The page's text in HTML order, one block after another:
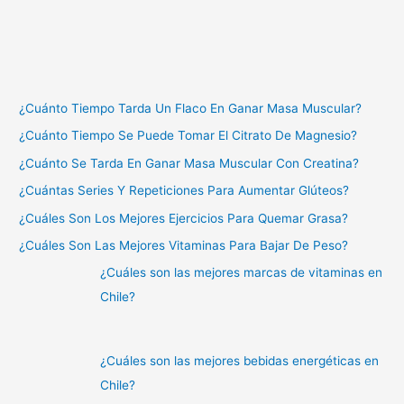
¿Cuánto Tiempo Tarda Un Flaco En Ganar Masa Muscular?
¿Cuánto Tiempo Se Puede Tomar El Citrato De Magnesio?
¿Cuánto Se Tarda En Ganar Masa Muscular Con Creatina?
¿Cuántas Series Y Repeticiones Para Aumentar Glúteos?
¿Cuáles Son Los Mejores Ejercicios Para Quemar Grasa?
¿Cuáles Son Las Mejores Vitaminas Para Bajar De Peso?
¿Cuáles son las mejores marcas de vitaminas en
Chile?
¿Cuáles son las mejores bebidas energéticas en
Chile?